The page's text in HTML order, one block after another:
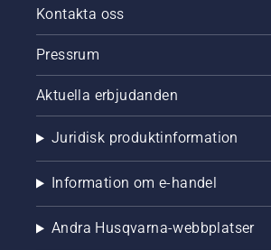
Kontakta oss
Pressrum
Aktuella erbjudanden
Juridisk produktinformation
Information om e-handel
Andra Husqvarna-webbplatser